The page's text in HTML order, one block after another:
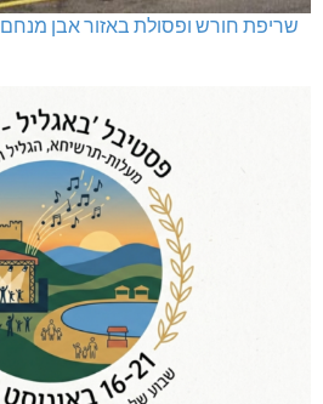
שריפת חורש ופסולת באזור אבן מנחם